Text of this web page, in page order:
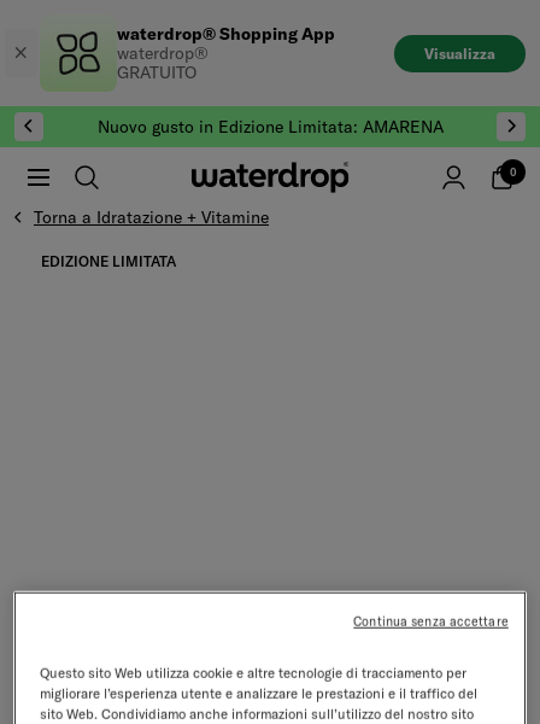
contenuto
waterdrop® Shopping App
waterdrop®
GRATUITO
Visualizza
Nuovo gusto in Edizione Limitata: AMARENA
0
Torna a Idratazione + Vitamine
EDIZIONE LIMITATA
Questo sito Web utilizza cookie e altre tecnologie di tracciamento per
migliorare l’esperienza utente e analizzare le prestazioni e il traffico del
sito Web. Condividiamo anche informazioni sull’utilizzo del nostro sito
Continua senza accettare